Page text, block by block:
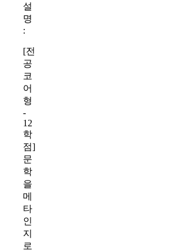
설
명
:
[전
공
코
어
형
-
12
학
점]
문
학
을
메
타
인
지
로